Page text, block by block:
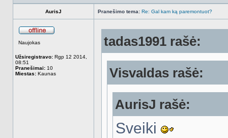
AurisJ Pranešimo tema: Re: Gal kam ką paremontuot?
Naujokas
Užsiregistravo: Rgp 12 2014,
08:51
Pranešimai: 10
Miestas: Kaunas
tadas1991 rašė:
Visvaldas rašė:
AurisJ rašė:
Sveiki